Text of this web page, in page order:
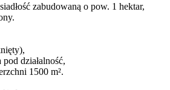
zabudowaną o pow. 1 hektar,
działalność,
1500 m².